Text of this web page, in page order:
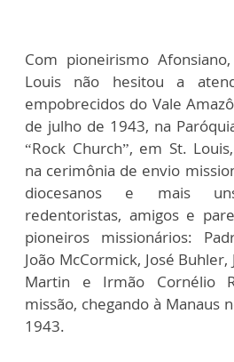
Com pioneirismo
Louis não hesitou a
empobrecidos do Vale
de julho de 1943, na
“Rock Church”, em St.
na cerimônia de envio
diocesanos e mais
redentoristas, amigos e
pioneiros missionários:
João McCormick, José Buhler,
Martin e Irmão Cornélio
missão, chegando à Manaus
1943.